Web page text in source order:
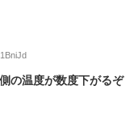
の温度が数度下がるぞ